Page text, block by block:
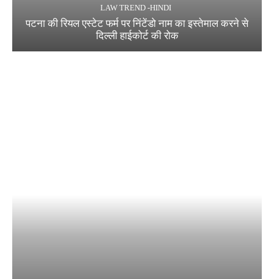
LAW TREND -HINDI
पटना की रियल एस्टेट फर्म पर निंटेंडो नाम का इस्तेमाल करने से
दिल्ली हाईकोर्ट की रोक